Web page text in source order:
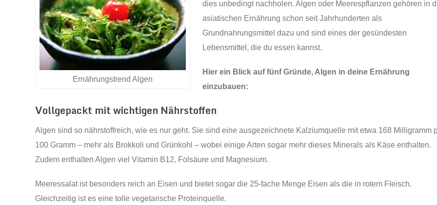
Ernährungstrend Algen
dies unbedingt nachholen. Algen oder Meerespflanzen gehören in
asiatischen Ernährung schon seit Jahrhunderten als
Grundnahrungsmittel dazu und sind eines der gesündesten
Lebensmittel, die du essen kannst.
Hier ein Blick auf fünf Gründe, Algen in deine Ernährung
einzubauen:
Vollgepackt mit wichtigen Nährstoffen
Algen sind so nährstoffreich, wie es nur geht. Sie sind eine ausgezeichnete Kalziumquelle mit etwa 168 Milligramm
100 Gramm – mehr als Brokkoli und Grünkohl – wobei einige Arten sogar mehr dieses Minerals als Käse enthalten.
Zudem enthalten Algen viel Vitamin B12, Folsäure und Magnesium.
Meeressalat ist besonders reich an Eisen und bietet sogar die 25-fache Menge Eisen als die in rotem Fleisch.
Gleichzeitig ist es eine tolle vegetarische Proteinquelle.